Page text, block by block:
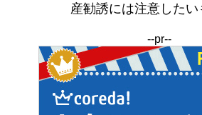
産勧誘には注意したい
--pr--